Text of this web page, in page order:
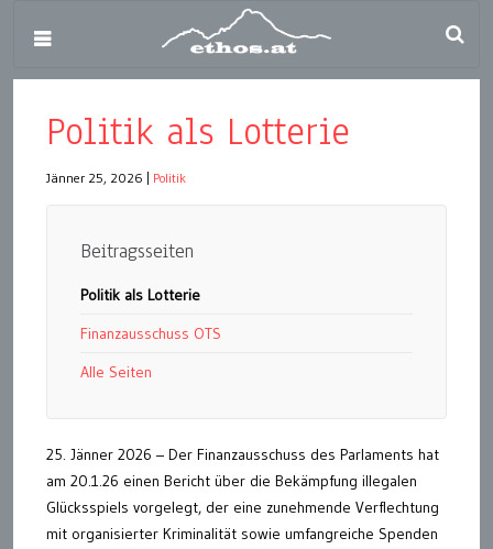
Politik als Lotterie
Jänner 25, 2026 Politik
Beitragsseiten
Politik als Lotterie
Finanzausschuss OTS
Alle Seiten
25. Jänner 2026 – Der Finanzausschuss des Parlaments hat
am 20.1.26 einen Bericht über die Bekämpfung illegalen
Glücksspiels vorgelegt, der eine zunehmende Verflechtung
mit organisierter Kriminalität sowie umfangreiche Spenden